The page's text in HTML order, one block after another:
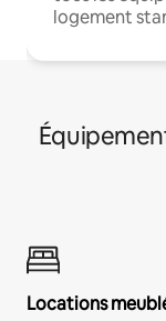
logement
Locations